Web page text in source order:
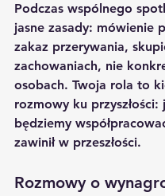
Podczas wspólnego
jasne zasady: mówienie
zakaz przerywania,
zachowaniach, nie
osobach. Twoja rola to
rozmowy ku przyszłości:
będziemy
zawinił w przeszłości.
Rozmowy o